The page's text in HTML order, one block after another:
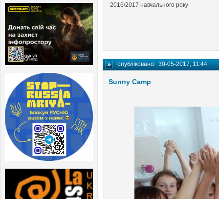
2016/2017 навчального року
опубліковано:30-05-2017, 11:44
Sunny Camp